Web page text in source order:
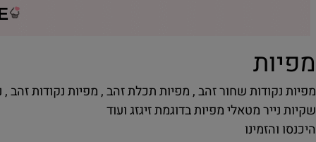
נקודות שחור זהב , מפיות תכלת זהב , מפיות נקודות זהב ,
נייר מטאלי מפיות בדוגמת זיגזג ועוד
והזמינו